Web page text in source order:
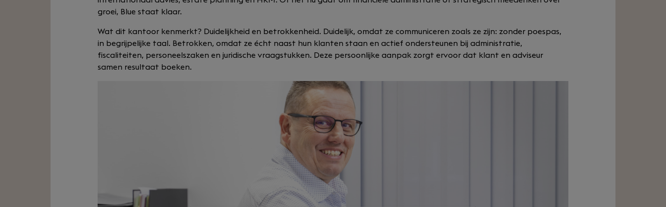
groei, Blue staat klaar.
Wat dit kantoor kenmerkt? Duidelijkheid en betrokkenheid. Duidelijk, omdat ze communiceren zoals ze zijn: zonder poespas,
in begrijpelijke taal. Betrokken, omdat ze écht naast hun klanten staan en actief ondersteunen bij administratie,
fiscaliteiten, personeelszaken en juridische vraagstukken. Deze persoonlijke aanpak zorgt ervoor dat klant en adviseur
samen resultaat boeken.